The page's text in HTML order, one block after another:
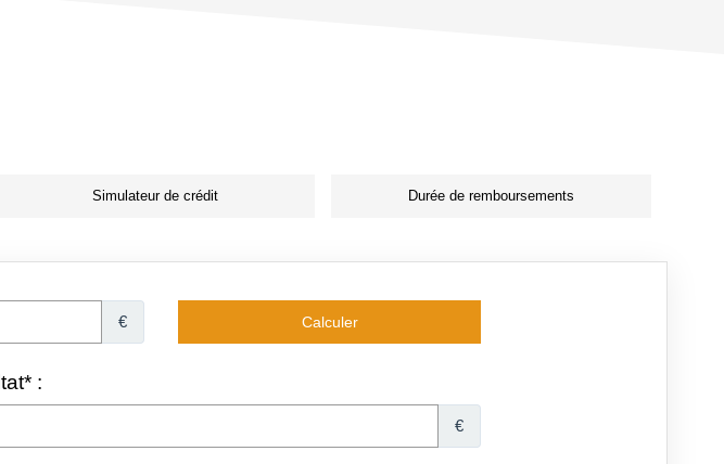
Simulateur de crédit Durée de remboursements